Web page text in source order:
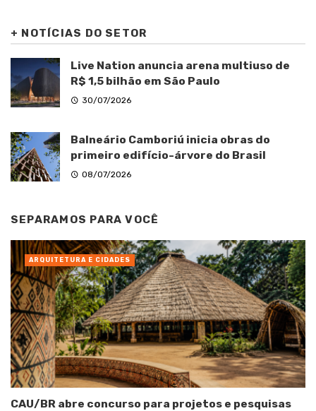
+ NOTÍCIAS DO SETOR
Live Nation anuncia arena multiuso de
R$ 1,5 bilhão em São Paulo
30/07/2026
Balneário Camboriú inicia obras do
primeiro edifício-árvore do Brasil
08/07/2026
SEPARAMOS PARA VOCÊ
CAU/BR abre concurso para projetos e pesquisas
ARQUITETURA E CIDADES